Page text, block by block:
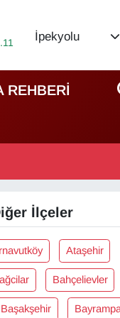
İpekyolu
REHBERİ
İlçeler
Ataşehir
Bahçelievler
Başakşehir